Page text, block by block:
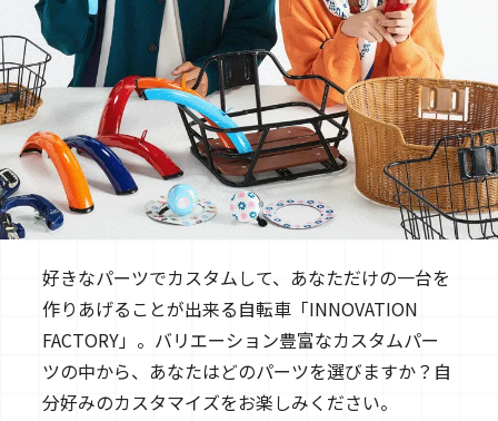
好きなパーツでカスタムして、あなただけの一台を
作りあげることが出来る自転車「INNOVATION
FACTORY」。 バリエーション豊富なカスタムパー
ツの中から、あなたはどのパーツを選びますか？ 自
分好みのカスタマイズをお楽しみください。